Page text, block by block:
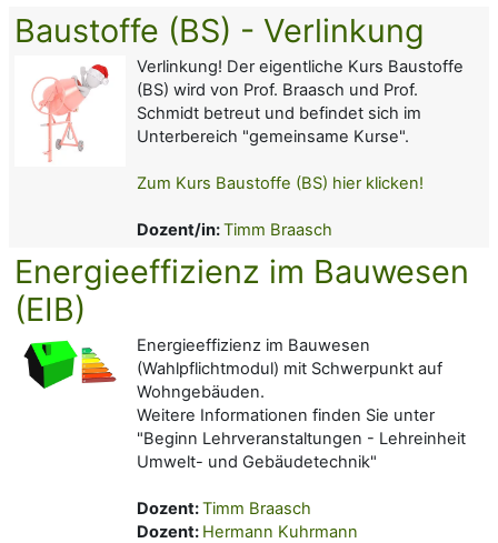
Baustoffe (BS) - Verlinkung
Verlinkung! Der eigentliche Kurs Baustoffe
(BS) wird von Prof. Braasch und Prof.
Schmidt betreut und befindet sich im
Unterbereich "gemeinsame Kurse".
Zum Kurs Baustoffe (BS) hier klicken!
Dozent/in:Timm Braasch
Energieeffizienz im Bauwesen
(EIB)
Energieeffizienz im Bauwesen
(Wahlpflichtmodul) mit Schwerpunkt auf
Wohngebäuden.
Weitere Informationen finden Sie unter
"Beginn Lehrveranstaltungen - Lehreinheit
Umwelt- und Gebäudetechnik"
Dozent:Timm Braasch
Dozent: Hermann Kuhrmann